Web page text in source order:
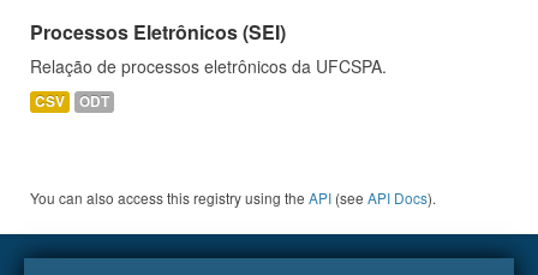
Processos Eletrônicos (SEI)
Relação de processos eletrônicos da UFCSPA.
CSV ODT
You can also access this registry using the API (see API Docs).